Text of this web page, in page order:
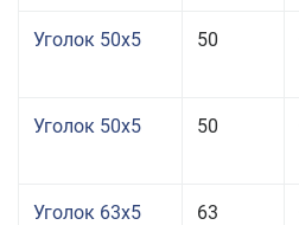
Уголок 50x5 50
Уголок 50x5 50
Уголок 63x5 63